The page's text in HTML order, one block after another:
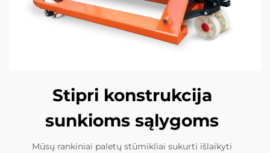
Stipri konstrukcija
sunkioms sąlygoms
Mūsų rankiniai paletų stūmikliai sukurti išlaikyti